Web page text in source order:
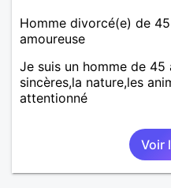
Homme divorcé(e) de
amoureuse
Je suis un homme de
sincères,la nature,les
attentionné
Voir